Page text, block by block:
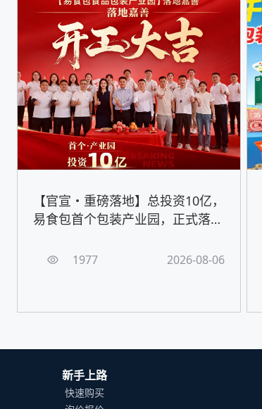
【官宣・重磅落地】总投资10亿，
易食包首个包装产业园，正式落地
1977 2026-08-06
新手上路
快速购买